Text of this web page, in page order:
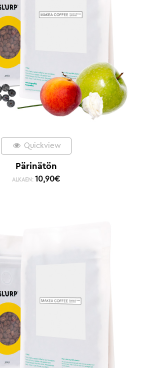
Quickview
Pärinätön
ALKAEN: 10,90€